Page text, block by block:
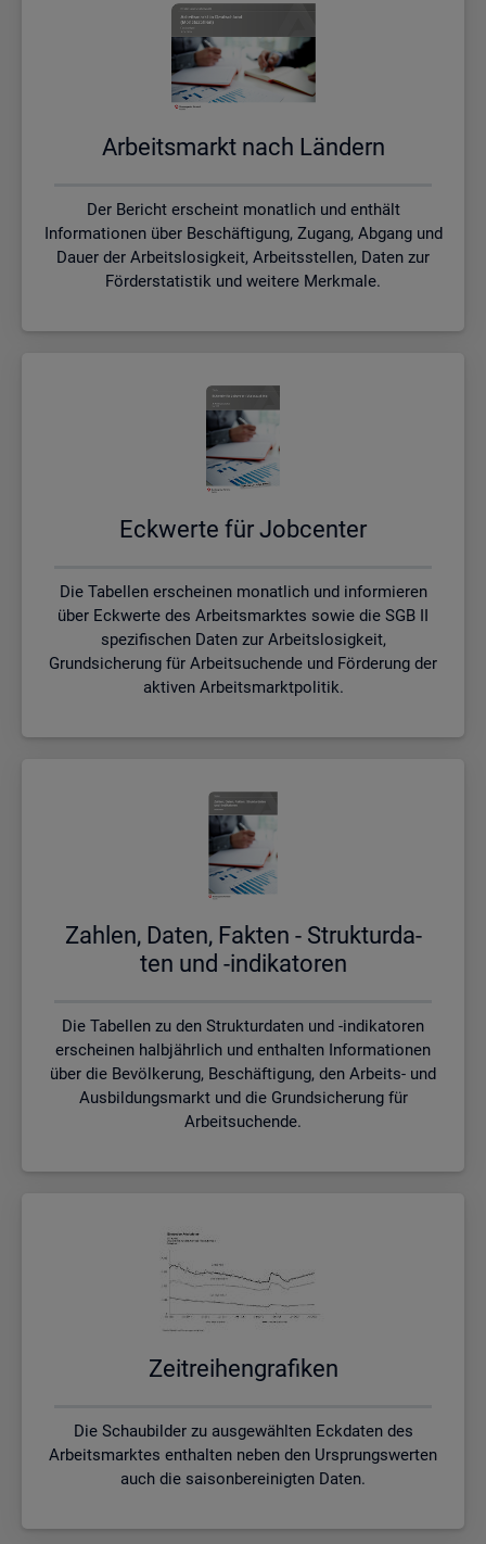
Ar­beits­markt nach Län­dern
Der Bericht erscheint monatlich und enthält
Informationen über Beschäftigung, Zugang, Abgang und
Dauer der Arbeitslosigkeit, Arbeitsstellen, Daten zur
Förderstatistik und weitere Merkmale.
Eck­wer­te für Job­cen­ter
Die Tabellen erscheinen monatlich und informieren
über Eckwerte des Arbeitsmarktes sowie die SGB II
spezifischen Daten zur Arbeitslosigkeit,
Grundsicherung für Arbeitsuchende und Förderung der
aktiven Arbeitsmarktpolitik.
Zah­len, Daten, Fak­ten - Struk­tur­da­
ten und -in­di­ka­to­ren
Die Tabellen zu den Strukturdaten und -indikatoren
erscheinen halbjährlich und enthalten Informationen
über die Bevölkerung, Beschäftigung, den Arbeits- und
Ausbildungsmarkt und die Grundsicherung für
Arbeitsuchende.
Zeit­rei­hen­gra­fi­ken
Die Schaubilder zu ausgewählten Eckdaten des
Arbeitsmarktes enthalten neben den Ursprungswerten
auch die saisonbereinigten Daten.